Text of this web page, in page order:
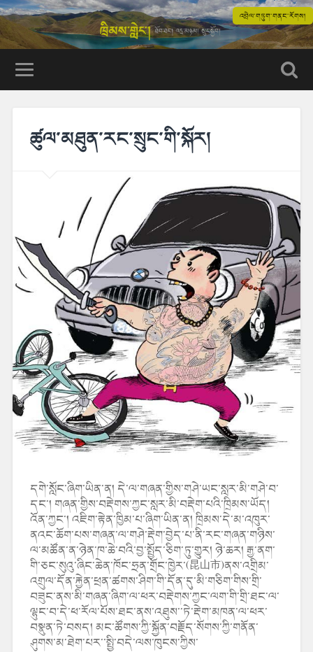
འབྲེལ་གཏུག་གནང་རོགས།
ཚུལ་མཐུན་རང་སྲུང་གི་སྐོར།
དགེ་སློང་ཞིག་ཡིན་ན། དེ་ལ་གཞན་གྱིས་གཤེ་ཡང་སླར་མི་གཤེ་བ་
དང་། གཞན་གྱིས་བརྡེགས་ཀྱང་སླར་མི་བརྡེག་པའི་ཁྲིམས་ཡོད།
འོན་ཀྱང་། འཇིག་རྟེན་ཁྱིམ་པ་ཞིག་ཡིན་ན། ཁྲིམས་དེ་མ་འཁུར་
ནའང་ཆོག་པས་གཞན་ལ་གཤེ་རྡེག་བྱེད་པ་ནི་རང་གཞན་གཉིས་
ལ་མཚོན་ན་ཉེན་ཁ་ཆེ་བའི་བྱ་སྤྱོད་ཅིག་ཏུ་གྱུར། ཉེ་ཆར། རྒྱ་ནག་
གི་ཅང་སུའུ་ཞིང་ཆེན་ཁོང་ཧྲན་གྲོང་ཁྱེར་(昆山市)ནས་འགྲིམ་
འགྲུལ་དོན་རྐྱེན་ཕྲན་ཚགས་ཤིག་གི་དོན་དུ་མི་གཅིག་གིས་གྲི་
བཟུང་ནས་མི་གཞན་ཞིག་ལ་ཕར་བརྡེགས་ཀྱང་ལག་གི་གྲི་ཐང་ལ་
ལྷུང་བ་དེ་ཕ་རོལ་པོས་ཐང་ནས་འཐུས་་ཏེ་རྡེག་མཁན་ལ་ཕར་
བསྣུན་ཏེ་བསད། མང་ཚོགས་ཀྱི་སྐྱོན་བརྗོད་སོགས་ཀྱི་གནོན་
ཤུགས་མ་ཐེག་པར་་སྤྱི་བདེ་ལས་ཁུངས་ཀྱིས་